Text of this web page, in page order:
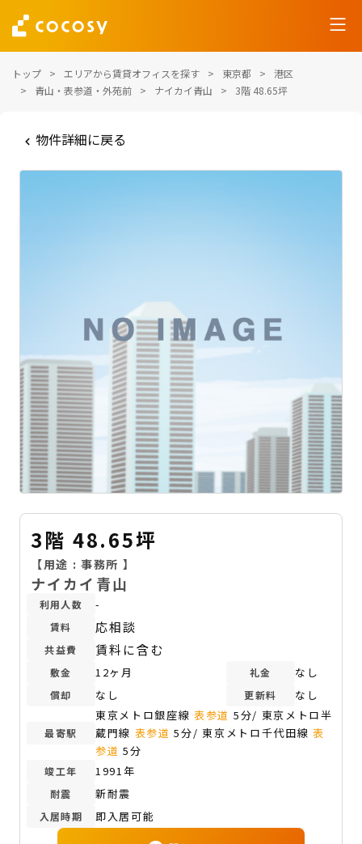
トップ エリアから賃貸オフィスを探す 東京都
港区
青山・表参道・外苑前
ナイカイ青山 3階 48.65坪
物件詳細に戻る
3階 48.65坪
【用途 :事務所 】
ナイカイ青山
利用人数 -
賃料 応相談
共益費 賃料に含む
敷金 12ヶ月 礼金 なし
償却 なし 更新料 なし
最寄駅
東京メトロ銀座線表参道 5分/ 東京メトロ半
蔵門線 表参道 5分/ 東京メトロ千代田線 表
参道 5分
竣工年 1991年
耐震 新耐震
入居時期 即入居可能